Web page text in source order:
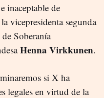
inaceptable de
vicepresidenta segunda
Soberanía
Henna Virkkunen.
si X ha
legales en virtud de la